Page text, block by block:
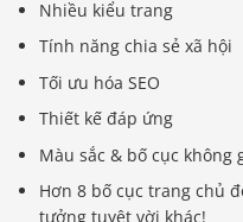
Nhiều kiểu trang
Tính năng chia sẻ xã hội
Tối ưu hóa SEO
Thiết kế đáp ứng
Màu sắc & bố cục không
Hơn 8 bố cục trang chủ
tưởng tuyệt vời khác!